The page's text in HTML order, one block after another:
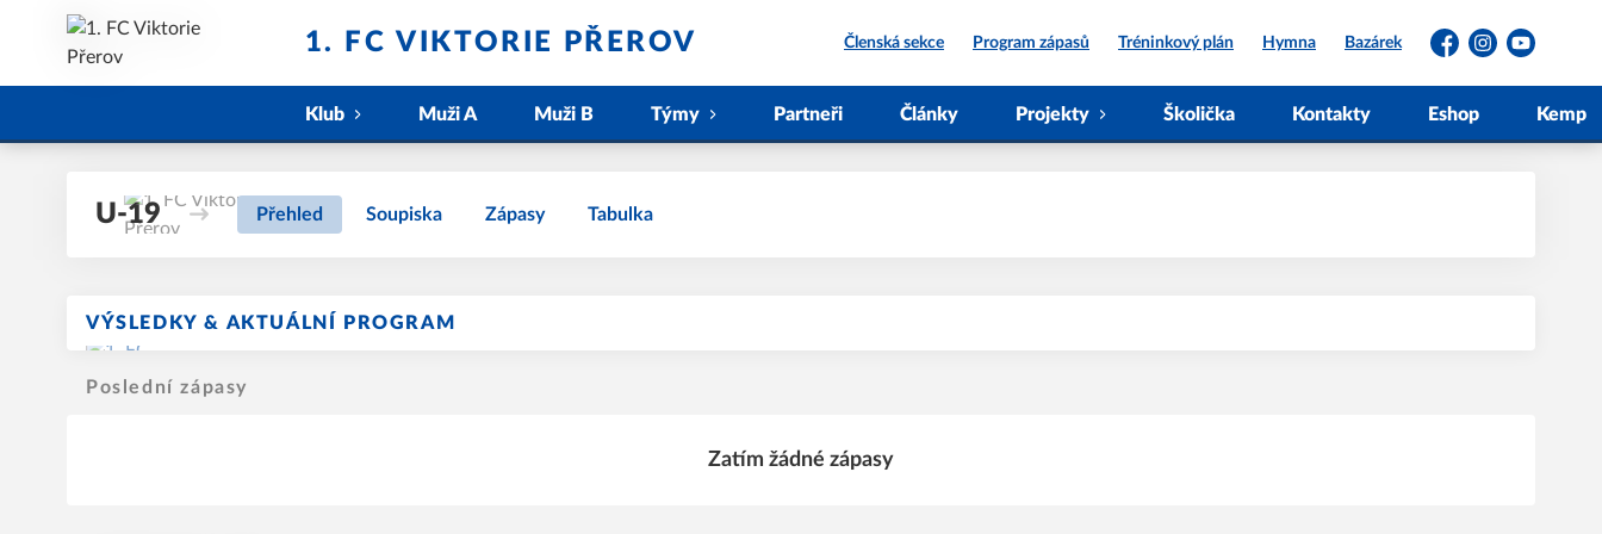
1. FC VIKTORIE PŘEROV Členská sekce Program zápasů Tréninkový plán Hymna Bazárek
FacebookInstagramYouTube
Klub Muži A Muži B Týmy Partneři Články Projekty Školička Kontakty Eshop Kemp
U-19 Přehled Soupiska Zápasy Tabulka
VÝSLEDKY & AKTUÁLNÍ PROGRAM
Poslední zápasy
Zatím žádné zápasy